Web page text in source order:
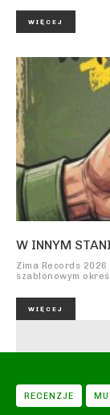
WIĘCEJ
W INNYM
Zima Records 2026 To nie jest płyta, którą łatwo zamkniemy w
szablonowym
WIĘCEJ
RECENZJE